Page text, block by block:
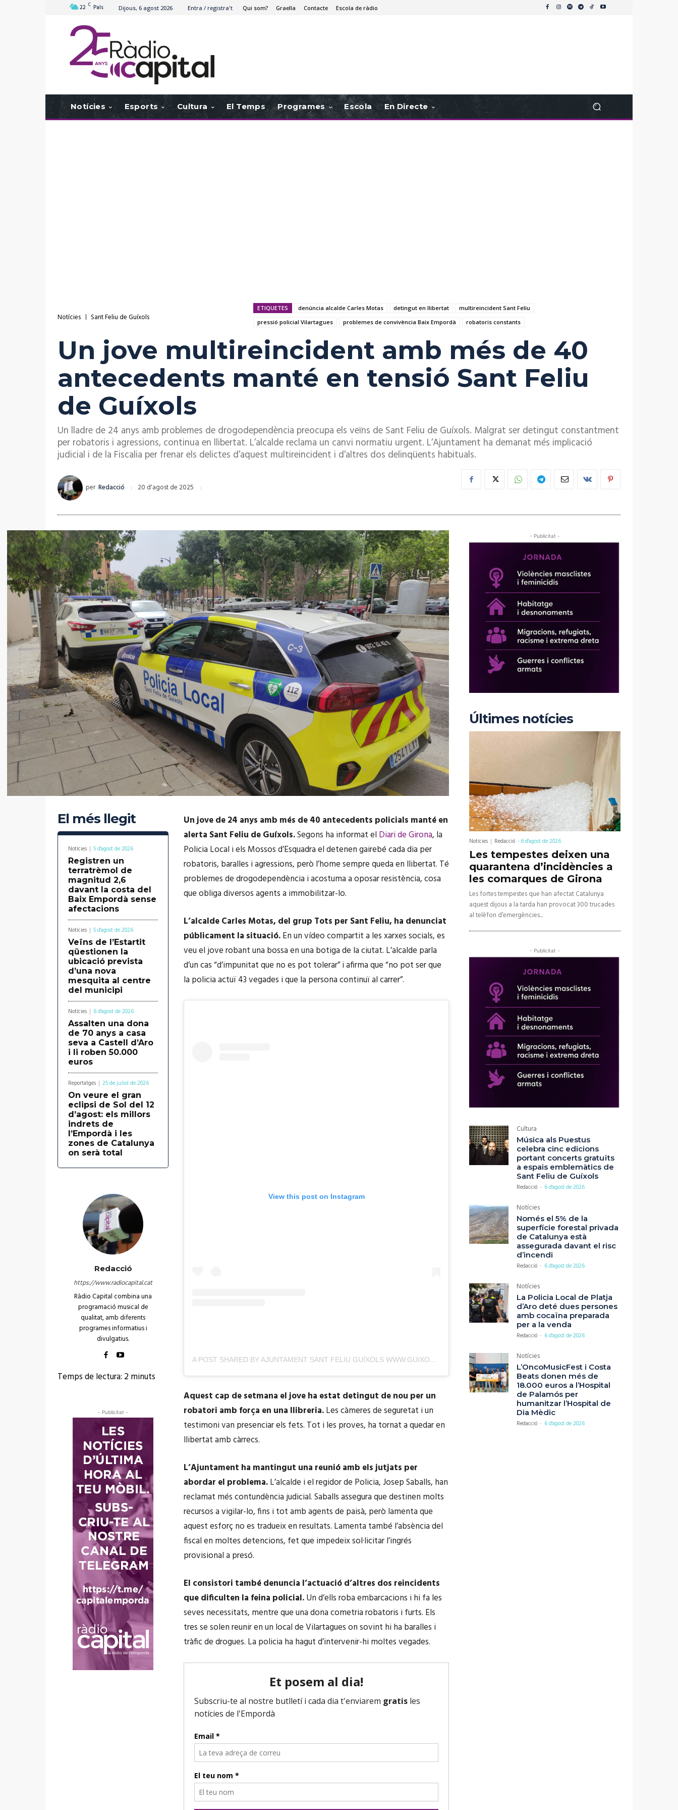
22 C Pals Dijous, 6 agost 2026 Entra / registra't Qui som? Graella Contacte Escola de ràdio
Notícies Esports Cultura El Temps Programes Escola En Directe
Notícies Sant Feliu de Guíxols
ETIQUETES denúncia alcalde Carles Motas detingut en llibertat
multireincident Sant Feliu
pressió policial Vilartagues
problemes de convivència Baix Empordà robatoris constants
Un jove multireincident amb més de 40
antecedents manté en tensió Sant Feliu
de Guíxols
Un lladre de 24 anys amb problemes de drogodependència preocupa els veïns de Sant Feliu de Guíxols. Malgrat ser detingut constantment
per robatoris i agressions, continua en llibertat. L’alcalde reclama un canvi normatiu urgent. L’Ajuntament ha demanat més implicació
judicial i de la Fiscalia per frenar els delictes d’aquest multireincident i d’altres dos delinqüents habituals.
per Redacció 20 d'agost de 2025
El més llegit
Notícies 5 d'agost de 2026
Registren un
terratrèmol de
magnitud 2,6
davant la costa del
Baix Empordà sense
afectacions
Notícies 5 d'agost de 2026
Veïns de l’Estartit
qüestionen la
ubicació prevista
d’una nova
mesquita al centre
del municipi
Notícies 6 d'agost de 2026
Assalten una dona
de 70 anys a casa
seva a Castell d’Aro
i li roben 50.000
euros
Reportatges 25 de juliol de 2026
On veure el gran
eclipsi de Sol del 12
d’agost: els millors
indrets de
l’Empordà i les
zones de Catalunya
on serà total
Redacció
https://www.radiocapital.cat
Ràdio Capital combina una
programació musical de
qualitat, amb diferents
programes informatius i
divulgatius.
Temps de lectura: 2minuts
- Publicitat -
Un jove de 24 anys amb més de 40 antecedents policials manté en
alerta Sant Feliu de Guíxols.Segons ha informat elDiari de Girona, la
Policia Local i els Mossos d’Esquadra el detenen gairebé cada dia per
robatoris, baralles i agressions, però l’home sempre queda en llibertat. Té
problemes de drogodependència i acostuma a oposar resistència, cosa
que obliga diversos agents a immobilitzar-lo.
L’alcalde Carles Motas, del grup Tots per Sant Feliu, ha denunciat
públicament la situació.En un vídeo compartit a les xarxes socials, es
veu el jove robant una bossa en una botiga de la ciutat. L’alcalde parla
d’un cas “d’impunitat que no es pot tolerar” i afirma que “no pot ser que
la policia actuï 43 vegades i que la persona continuï al carrer”.
View this post on Instagram
A POST SHARED BY AJUNTAMENT SANT FELIU GUÍXOLS WWW.GUIXOLS.CAT (@GUIXOLS_AJUNTAMENT)
Aquest cap de setmana el jove ha estat detingut de nou per un
robatori amb força en una llibreria.Les càmeres de seguretat i un
testimoni van presenciar els fets. Tot i les proves, ha tornat a quedar en
llibertat amb càrrecs.
L’Ajuntament ha mantingut una reunió amb els jutjats per
abordar el problema.L’alcalde i el regidor de Policia, Josep Saballs, han
reclamat més contundència judicial. Saballs assegura que destinen molts
recursos a vigilar-lo, fins i tot amb agents de paisà, però lamenta que
aquest esforç no es tradueix en resultats. Lamenta també l’absència del
fiscal en moltes detencions, fet que impedeix sol·licitar l’ingrés
provisional a presó.
El consistori també denuncia l’actuació d’altres dos reincidents
que dificulten la feina policial.Un d’ells roba embarcacions i hi fa les
seves necessitats, mentre que una dona cometria robatoris i furts. Els
tres se solen reunir en un local de Vilartagues on sovint hi ha baralles i
tràfic de drogues. La policia ha hagut d’intervenir-hi moltes vegades.
- Publicitat -
Últimes notícies
Notícies Redacció -6 d'agost de 2026
Les tempestes deixen una
quarantena d’incidències a
les comarques de Girona
Les fortes tempestes que han afectat Catalunya
aquest dijous a la tarda han provocat 300 trucades
al telèfon d’emergències...
- Publicitat -
Cultura
Música als Puestus
celebra cinc edicions
portant concerts gratuïts
a espais emblemàtics de
Sant Feliu de Guíxols
Redacció - 6 d'agost de 2026
Notícies
Només el 5% de la
superfície forestal privada
de Catalunya està
assegurada davant el risc
d’incendi
Redacció - 6 d'agost de 2026
Notícies
La Policia Local de Platja
d’Aro deté dues persones
amb cocaïna preparada
per a la venda
Redacció - 6 d'agost de 2026
Notícies
L’OncoMusicFest i Costa
Beats donen més de
18.000 euros a l’Hospital
de Palamós per
humanitzar l’Hospital de
Dia Mèdic
Redacció - 6 d'agost de 2026